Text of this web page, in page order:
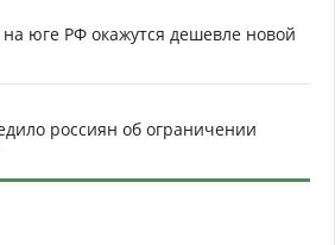
юге РФ окажутся дешевле новой
россиян об ограничении